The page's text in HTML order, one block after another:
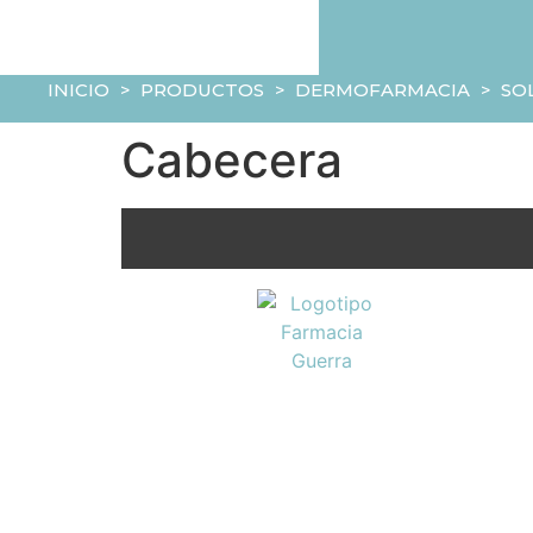
INICIO > PRODUCTOS > DERMOFARMACIA >
Cabecera